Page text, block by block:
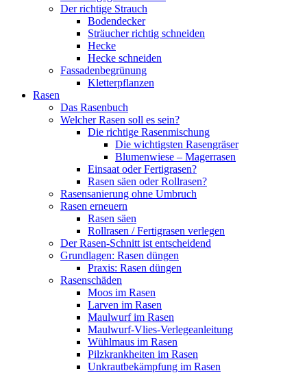
Der richtige Strauch
Bodendecker
Sträucher richtig schneiden
Hecke
Hecke schneiden
Fassadenbegrünung
Kletterpflanzen
Rasen
Das Rasenbuch
Welcher Rasen soll es sein?
Die richtige Rasenmischung
Die wichtigsten Rasengräser
Blumenwiese – Magerrasen
Einsaat oder Fertigrasen?
Rasen säen oder Rollrasen?
Rasensanierung ohne Umbruch
Rasen erneuern
Rasen säen
Rollrasen / Fertigrasen verlegen
Der Rasen-Schnitt ist entscheidend
Grundlagen: Rasen düngen
Praxis: Rasen düngen
Rasenschäden
Moos im Rasen
Larven im Rasen
Maulwurf im Rasen
Maulwurf-Vlies-Verlegeanleitung
Wühlmaus im Rasen
Pilzkrankheiten im Rasen
Unkrautbekämpfung im Rasen